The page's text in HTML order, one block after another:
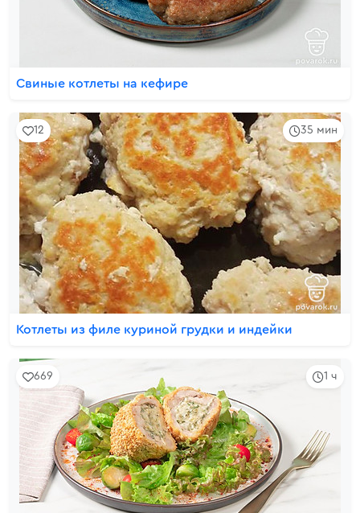
Свиные котлеты на кефире
35 мин
12
Котлеты из филе куриной грудки и индейки
1 ч
669